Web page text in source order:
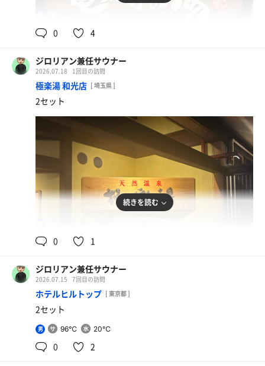
0 4
ジロリアン兼任サウナー
2026.07.18 1回目の訪問
極楽湯 和光店 [ 埼玉県 ]
2セット
続きを読む
0 1
ジロリアン兼任サウナー
2026.07.15 7回目の訪問
ホテルヒルトップ [ 東京都 ]
2セット
男 96℃ 20℃
0 2